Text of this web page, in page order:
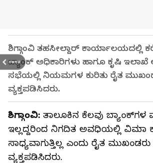
PREV
ಶಿಗ್ಗಾಂವಿ ತಹಸೀಲ್ದಾರ್ ಕಾರ್ಯಾಲಯದಲ್ಲಿ
ಬ್ಯಾಂಕ್ ಅಧಿಕಾರಿಗಳು ಹಾಗೂ ಕೃಷಿ ಇಲಾಖೆ
ಸಭೆಯಲ್ಲಿ ನಿಯಮಗಳ ಕುರಿತು ರೈತ
ವ್ಯಕ್ತಪಡಿಸಿದರು.
ಶಿಗ್ಗಾಂವಿ: ತಾಲೂಕಿನ ಕೆಲವು ಬ್ಯಾಂಕ್‌ಗಳ
ಇಲ್ಲದ್ದರಿಂದ ನಿಗದಿತ ಅವಧಿಯಲ್ಲಿ ವಿಮಾ
ಸಾಧ್ಯವಾಗುತ್ತಿಲ್ಲ ಎಂದು ರೈತ
ವ್ಯಕ್ತಪಡಿಸಿದರು.